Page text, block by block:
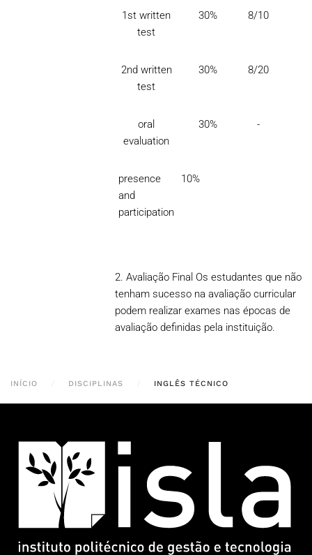
1st written
test
30% 8/10
2nd written
test
30% 8/20
oral
evaluation
30% -
presence
and
participation
10%
2. Avaliação Final Os estudantes que não
tenham sucesso na avaliação curricular
podem realizar exames nas épocas de
avaliação definidas pela instituição.
INÍCIO DISCIPLINAS INGLÊS TÉCNICO